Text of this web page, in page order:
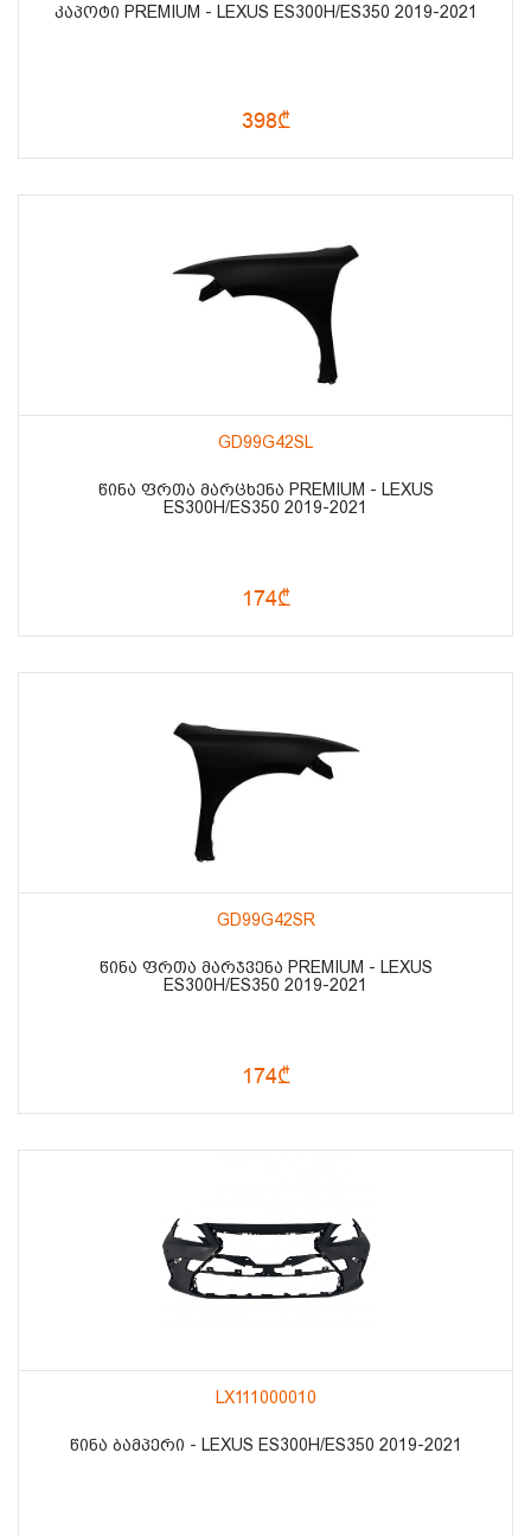
ᲙᲐᲞᲝᲢᲘ PREMIUM - LEXUS ES300H/ES350 2019-2021
398₾
GD99G42SL
ᲬᲘᲜᲐ ᲤᲠᲗᲐ ᲛᲐᲠᲪᲮᲔᲜᲐ PREMIUM - LEXUS
ES300H/ES350 2019-2021
174₾
GD99G42SR
ᲬᲘᲜᲐ ᲤᲠᲗᲐ ᲛᲐᲠᲯᲕᲔᲜᲐ PREMIUM - LEXUS
ES300H/ES350 2019-2021
174₾
LX111000010
ᲬᲘᲜᲐ ᲑᲐᲛᲞᲔᲠᲘ - LEXUS ES300H/ES350 2019-2021